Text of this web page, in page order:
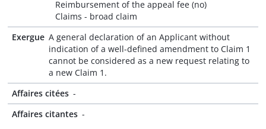
Reimbursement of the appeal fee (no)
Claims - broad claim
Exergue A general declaration of an Applicant without
indication of a well-defined amendment to Claim 1
cannot be considered as a new request relating to
a new Claim 1.
Affaires citées -
Affaires citantes -